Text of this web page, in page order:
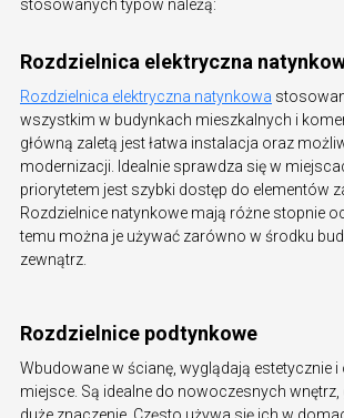
stosowanych typów należą:
Rozdzielnica elektryczna
Rozdzielnica elektryczna natynkowa
wszystkim w budynkach mieszkalnych i
główną zaletą jest łatwa instalacja oraz
modernizacji. Idealnie sprawdza się w
priorytetem jest szybki dostęp do elementów
Rozdzielnice natynkowe mają różne stopnie
temu można je używać zarówno w środku
zewnątrz.
Rozdzielnice podtynkowe
Wbudowane w ścianę, wyglądają estetycznie
miejsce. Są idealne do nowoczesnych wnętrz,
duże znaczenie. Często używa się ich w